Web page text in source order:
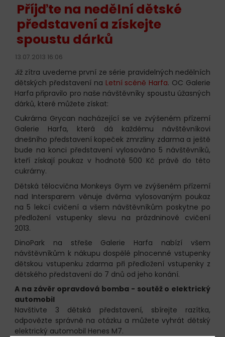
Příjďte na nedělní dětské
představení a získejte
spoustu dárků
13.07.2013 16:06
Již zítra uvedeme první ze série pravidelných nedělních
dětských představení na Letní scéně Harfa. OC Galerie
Harfa připravilo pro naše návštěvníky spoustu úžasných
dárků, které můžete získat:
Cukrárna Grycan nacházející se ve zvýšeném přízemí
Galerie Harfa, která dá každému návštěvníkovi
dnešního představení kopeček zmrzliny zdarma a ještě
bude na konci představení vylosováno 5 návštěvníků,
kteří získají poukaz v hodnotě 500 Kč právě do této
cukrárny.
Dětská tělocvična Monkeys Gym ve zvýšeném přízemí
nad Intersparem věnuje dvěma vylosovaným poukaz
na 5 lekcí cvičení a všem návštěvníkům poskytne po
předložení vstupenky slevu na prázdninové cvičení
2013.
DinoPark na střeše Galerie Harfa nabízí všem
návštěvníkům k nákupu dospělé plnocenné vstupenky
dětskou vstupenku zdarma při předložení vstupenky z
dětského představení do 7 dnů od jeho konání.
A na závěr opravdová bomba - soutěž o elektrický
automobil
Navštivte 3 dětská představení, sbírejte razítka,
odpovězte správně na otázku a můžete vyhrát dětský
elektrický automobil Henes M7.